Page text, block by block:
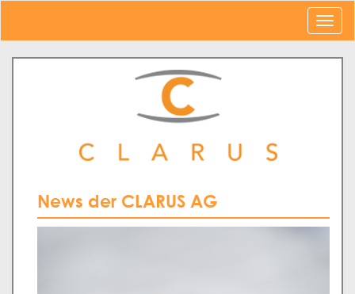
News der CLARUS AG